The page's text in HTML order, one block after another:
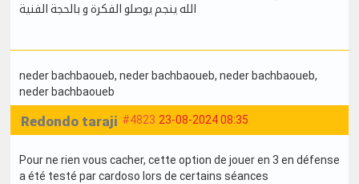
الله ينجم يوصلو الفكرة و بالحجة الفنية
neder bachbaoueb, neder bachbaoueb, neder bachbaoueb,
neder bachbaoueb
#4823 23-08-2024 08:35
Redondo taraji
Pour ne rien vous cacher, cette option de jouer en 3 en défense
a été testé par cardoso lors de certains séances